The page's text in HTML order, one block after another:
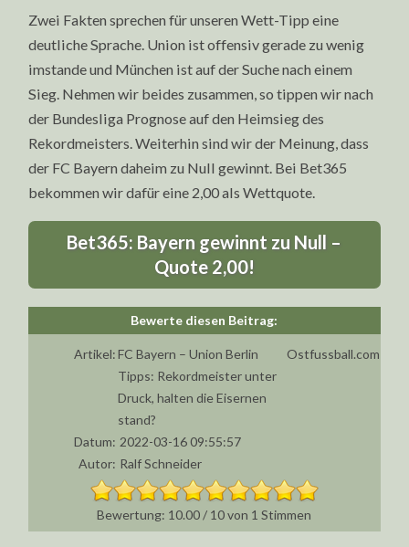
Zwei Fakten sprechen für unseren Wett-Tipp eine
deutliche Sprache. Union ist offensiv gerade zu wenig
imstande und München ist auf der Suche nach einem
Sieg. Nehmen wir beides zusammen, so tippen wir nach
der Bundesliga Prognose auf den Heimsieg des
Rekordmeisters. Weiterhin sind wir der Meinung, dass
der FC Bayern daheim zu Null gewinnt. Bei Bet365
bekommen wir dafür eine 2,00 als Wettquote.
Bet365: Bayern gewinnt zu Null –
Quote 2,00!
Artikel:FC Bayern – Union Berlin
Tipps: Rekordmeister unter
Druck, halten die Eisernen
stand?
Ostfussball.com
Datum: 2022-03-16 09:55:57
Autor: Ralf Schneider
10.00/ 10von 1 Stimmen